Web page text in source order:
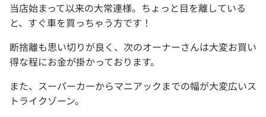
当店始まって以来の大常連様。ちょっと目を離している
と、すぐ車を買っちゃう方です！
断捨離も思い切りが良く、次のオーナーさんは大変お買い
得な程にお金が掛かっております。
また、スーパーカーからマニアックまでの幅が大変広いス
トライクゾーン。